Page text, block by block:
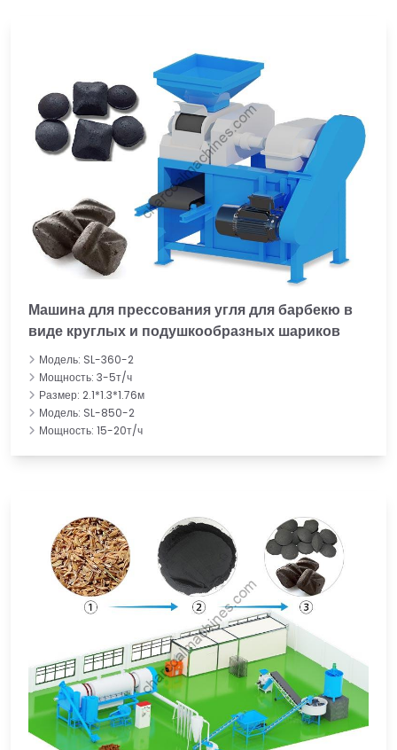
Машина для прессования угля для барбекю в
виде круглых и подушкообразных шариков
Модель: SL-360-2
Мощность: 3-5т/ч
Размер: 2.1*1.3*1.76м
Модель: SL-850-2
Мощность: 15-20т/ч